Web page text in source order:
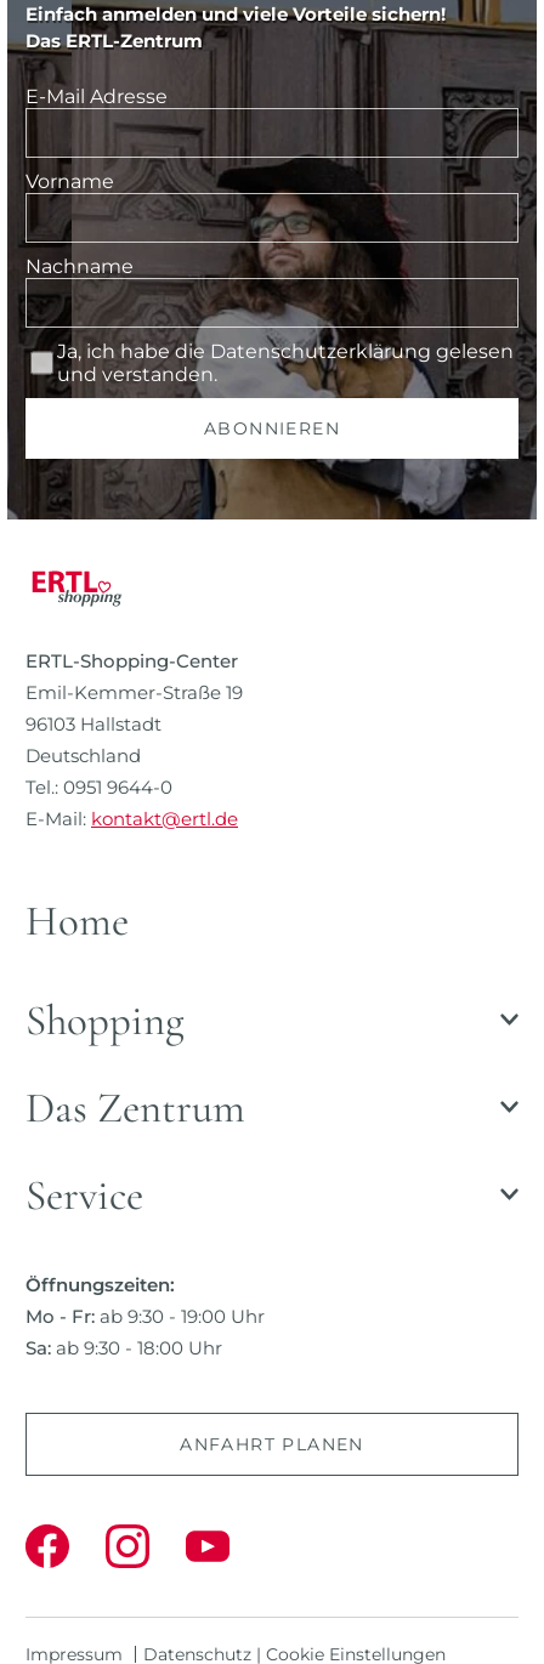
Einfach anmelden und viele Vorteile sichern!
Das ERTL-Zentrum
E-Mail Adresse
Vorname
Nachname
Ja, ich habe die Datenschutzerklärung gelesen
und verstanden.
ABONNIEREN
ERTL-Shopping-Center
Emil-Kemmer-Straße 19
96103 Hallstadt
Deutschland
Tel.: 0951 9644-0
E-Mail: kontakt@ertl.de
Home
Shopping
Das Zentrum
Service
Öffnungszeiten:
Mo - Fr: ab 9:30 - 19:00 Uhr
Sa: ab 9:30 - 18:00 Uhr
ANFAHRT PLANEN
Impressum Datenschutz | Cookie Einstellungen